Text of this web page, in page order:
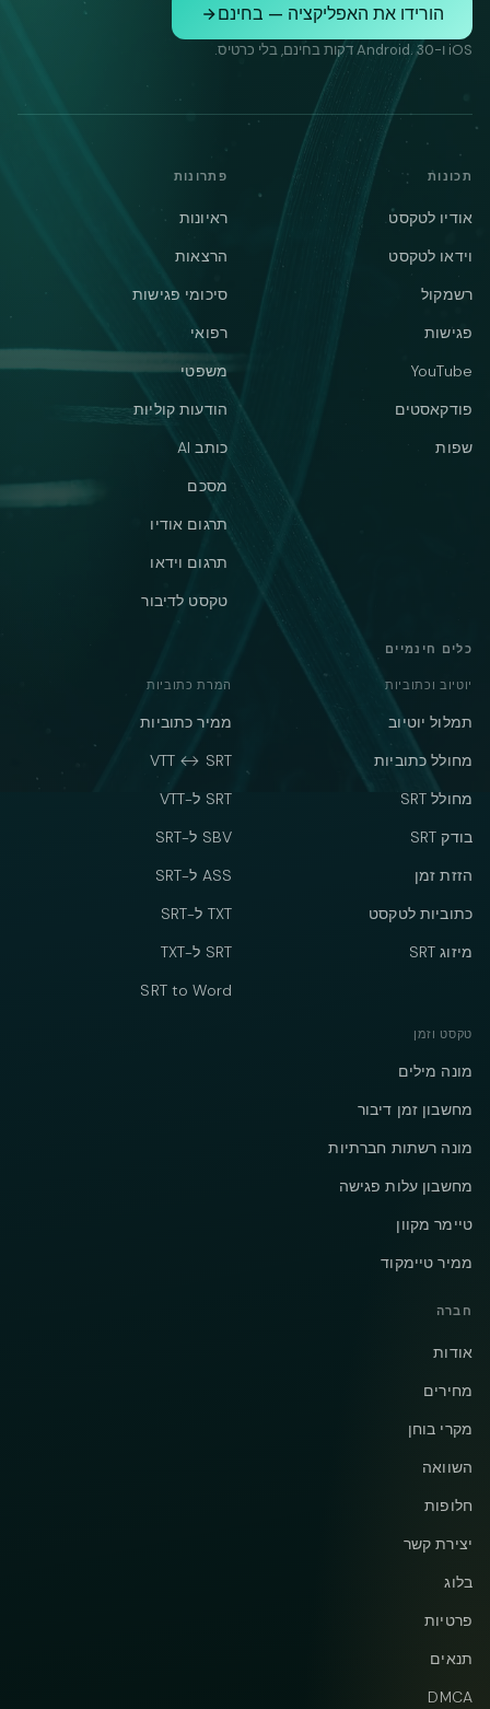
הורידו את האפליקציה — בחינם
iOS ו-Android. 30 דקות בחינם, בלי כרטיס.
תכונות
אודיו לטקסט
וידאו לטקסט
רשמקול
פגישות
YouTube
פודקאסטים
שפות
פתרונות
ראיונות
הרצאות
סיכומי פגישות
רפואי
משפטי
הודעות קוליות
כותב AI
מסכם
תרגום אודיו
תרגום וידאו
טקסט לדיבור
כלים חינמיים
יוטיוב וכתוביות
תמלול יוטיוב
מחולל כתוביות
מחולל SRT
בודק SRT
הזזת זמן
כתוביות לטקסט
מיזוג SRT
המרת כתוביות
ממיר כתוביות
VTT ↔ SRT
SRT ל-VTT
SBV ל-SRT
ASS ל-SRT
TXT ל-SRT
SRT ל-TXT
SRT to Word
טקסט וזמן
מונה מילים
מחשבון זמן דיבור
מונה רשתות חברתיות
מחשבון עלות פגישה
טיימר מקוון
ממיר טיימקוד
חברה
אודות
מחירים
מקרי בוחן
השוואה
חלופות
יצירת קשר
בלוג
פרטיות
תנאים
DMCA